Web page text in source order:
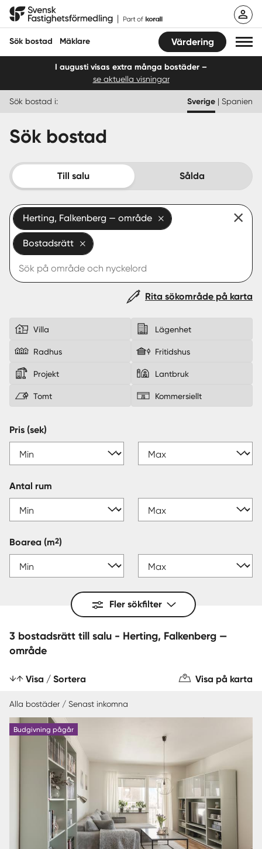
Hoppa
Svensk Fastighetsförmedling
Sök bostad Mäklare Värdering
Sälja
Köpa
Start
Logga in
I augusti visas extra många bostäder –
se aktuella visningar
Sök bostad i: Sverige | Spanien
Sök bostad
Till salu Sålda
Herting, Falkenberg — område
Bostadsrätt
Rita sökområde på karta
Villa Lägenhet
Radhus Fritidshus
Projekt Lantbruk
Tomt Kommersiellt
Pris (sek)
Antal rum
Boarea (m2)
Fler sökfilter
3 bostadsrätt till salu - Herting, Falkenberg —
område
Visa / Sortera Visa på karta
Alla bostäder / Senast inkomna
Budgivning pågår